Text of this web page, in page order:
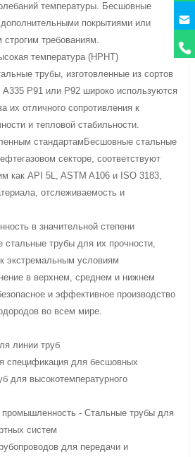
температуры. Бесшовные
покрытиями или
требованиям.
температура (HPHT)
трубы, изготовленные из сортов
A335 P91 или P92 широко используются
их отличного сопротивления к
и тепловой стабильности.
стандартамБесшовные стальные
секторе, соответствуют
как API 5L, ASTM A106 и ISO 3183,
отслеживаемость и
в значительной степени
стальные трубы для их прочности,
экстремальным условиям
в верхнем, среднем и нижнем
и эффективное производство
во всем мире.
линии труб
спецификация для бесшовных
для высокотемпературного
промышленность - Стальные трубы для
систем
для передачи и